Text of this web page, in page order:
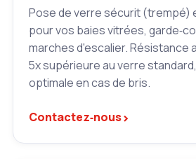
Pose de verre sécurit (trempé)
pour vos baies vitrées,
marches d'escalier. Résistance
5x supérieure au verre
optimale en cas de bris.
Contactez‑nous›